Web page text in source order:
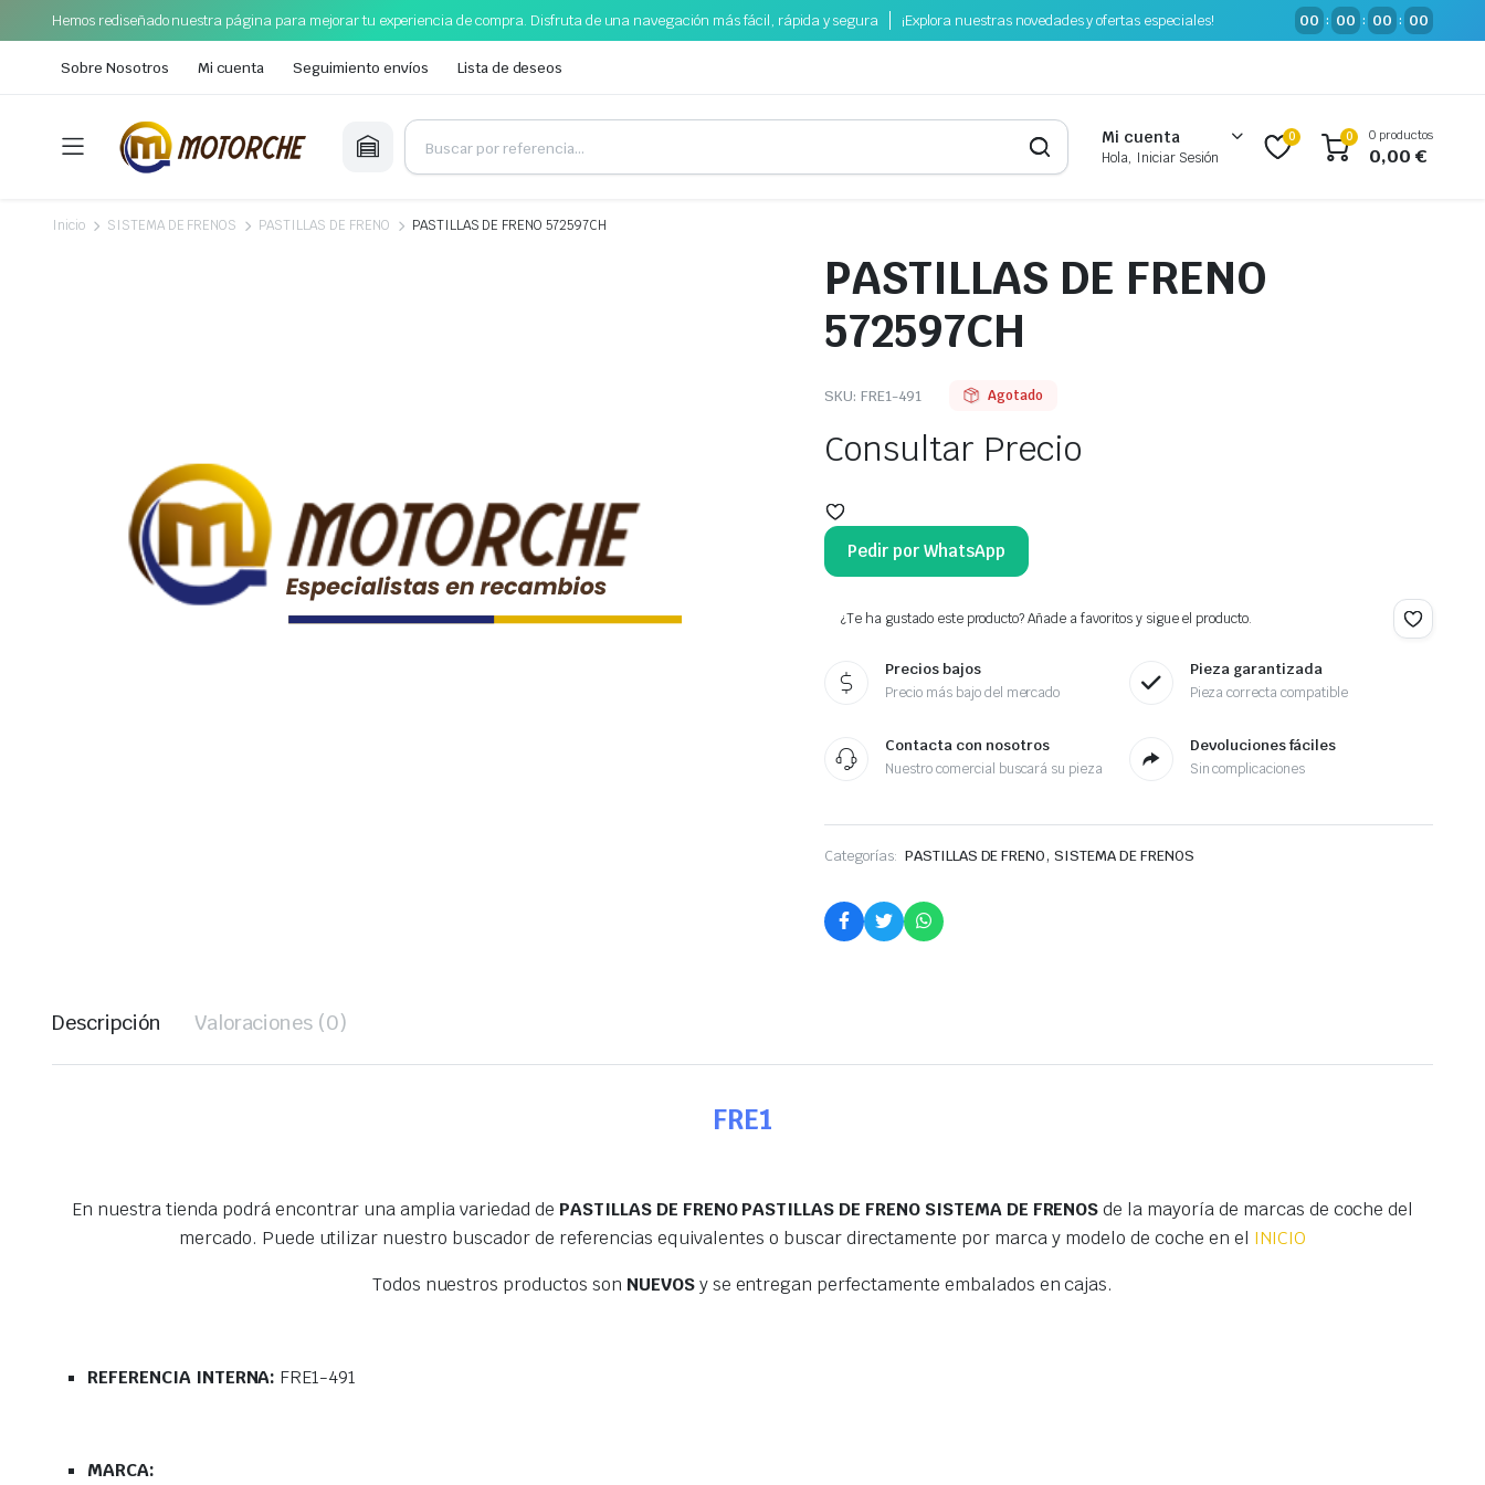
Hemos rediseñado nuestra página para mejorar tu experiencia de compra. Disfruta de una navegación más fácil, rápida y segura ¡Explora nuestras novedades y ofertas especiales! 00 : 00 : 00 : 00
Sobre Nosotros Mi cuenta Seguimiento envíos Lista de deseos
Mi cuenta
Hola, Iniciar Sesión
0 0 0 productos
0,00€
Inicio SISTEMA DE FRENOS PASTILLAS DE FRENO PASTILLAS DE FRENO 572597CH
PASTILLAS DE FRENO
572597CH
SKU: FRE1-491 Agotado
Consultar Precio
Pedir por WhatsApp
¿Te ha gustado este producto? Añade a favoritos y sigue el producto.
Precios bajos
Precio más bajo del mercado
Pieza garantizada
Pieza correcta compatible
Contacta con nosotros
Nuestro comercial buscará su pieza
Devoluciones fáciles
Sin complicaciones
Categorías: PASTILLAS DE FRENO, SISTEMA DE FRENOS
Descripción Valoraciones (0)
FRE1
En nuestra tienda podrá encontrar una amplia variedad de PASTILLAS DE FRENO PASTILLAS DE FRENO SISTEMA DE FRENOSde la mayoría de marcas de coche del
mercado. Puede utilizar nuestro buscador de referencias equivalentes o buscar directamente por marca y modelo de coche en el INICIO
Todos nuestros productos son NUEVOSy se entregan perfectamente embalados en cajas.
REFERENCIA INTERNA: FRE1-491
MARCA: